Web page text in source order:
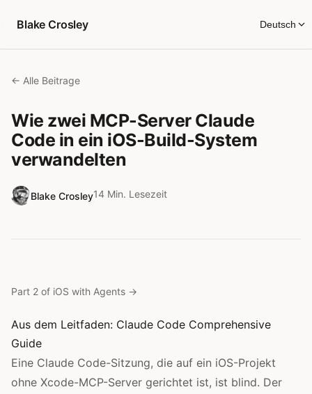
Blake Crosley
Deutsch
← Alle Beitrage
Wie zwei MCP-Server Claude
Code in ein iOS-Build-System
verwandelten
Blake Crosley14 Min. Lesezeit
Part 2 of iOS with Agents →
Aus dem Leitfaden: Claude Code Comprehensive
Guide
Eine Claude Code-Sitzung, die auf ein iOS-Projekt
ohne Xcode-MCP-Server gerichtet ist, ist blind. Der